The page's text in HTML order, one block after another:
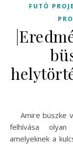
FUTÓ
Amire büszke vagyok – helytörténeti esszépályázatunk
felhívása olyan
amelyeknek a